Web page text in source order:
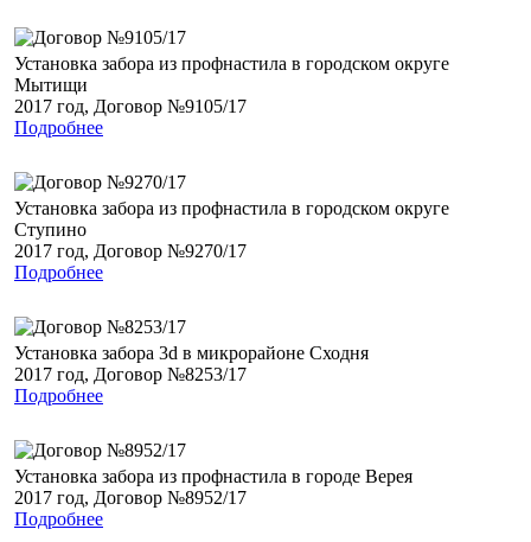
Установка забора из профнастила в городском округе
Мытищи
2017 год, Договор №9105/17
Подробнее
Установка забора из профнастила в городском округе
Ступино
2017 год, Договор №9270/17
Подробнее
Установка забора 3d в микрорайоне Сходня
2017 год, Договор №8253/17
Подробнее
Установка забора из профнастила в городе Верея
2017 год, Договор №8952/17
Подробнее